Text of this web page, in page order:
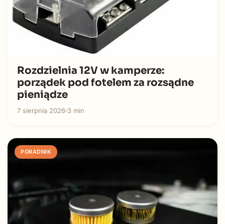
Rozdzielnia 12V w kamperze:
porządek pod fotelem za rozsądne
pieniądze
7 sierpnia 2026 3 min
PORADNIK